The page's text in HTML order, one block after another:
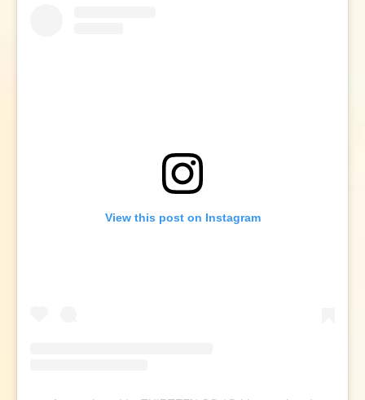
View this post on Instagram